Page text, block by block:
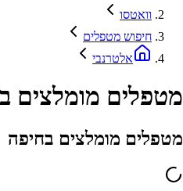
וואטסו
חיפוש מטפלים
אלטרנבי
מטפלים מומלצים
מטפלים מומלצים בחיפה